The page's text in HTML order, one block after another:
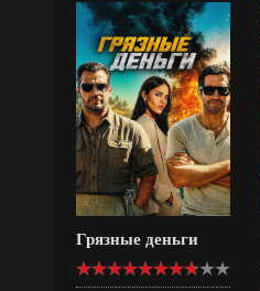
Грязные деньги